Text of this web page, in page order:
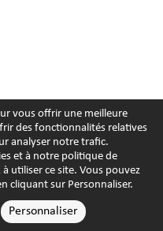
vous offrir une meilleure
des fonctionnalités relatives
analyser notre trafic.
et à notre politique de
utiliser ce site. Vous pouvez
cliquant sur Personnaliser.
Personnaliser